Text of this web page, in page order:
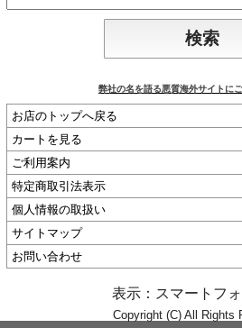
弊社の名を語る悪質海外サイトに
お店のトップへ戻る
カートを見る
ご利用案内
特定商取引法表示
個人情報の取扱い
サイトマップ
お問い合わせ
表示：スマートフォ
Copyright (C) All Rights